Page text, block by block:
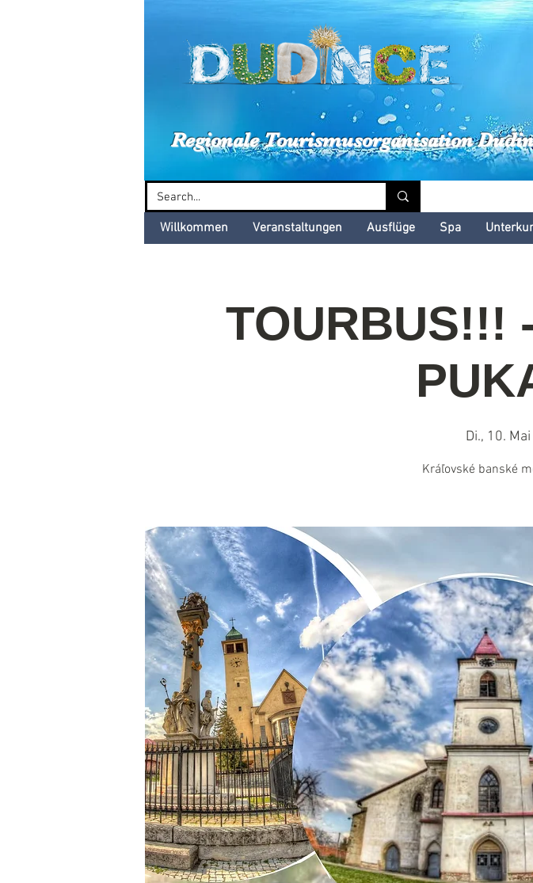
Dudinské
Regionale Tourismusorganisation
Willkommen Veranstaltungen Ausflüge Spa
TOURBUS!!!
Di., 10. Mai